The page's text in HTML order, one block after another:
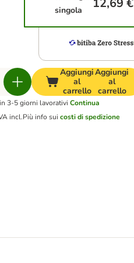
singola
12,69 €
Aggiungi
al
carrello
Aggiungi
al
carrello
3-5 giorni lavorativi Continua
incl.Più info sui costi di spedizione